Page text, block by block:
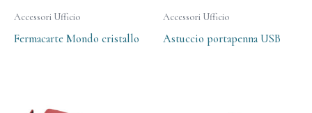
Accessori Ufficio
Fermacarte Mondo cristallo
Accessori Ufficio
Astuccio portapenna USB